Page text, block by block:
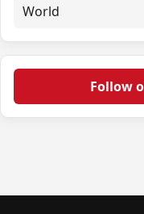
World
Follow